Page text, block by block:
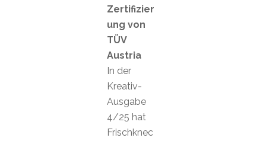
Zertifizier
ung von
TÜV
Austria
In der
Kreativ-
Ausgabe
4/25 hat
Frischknec